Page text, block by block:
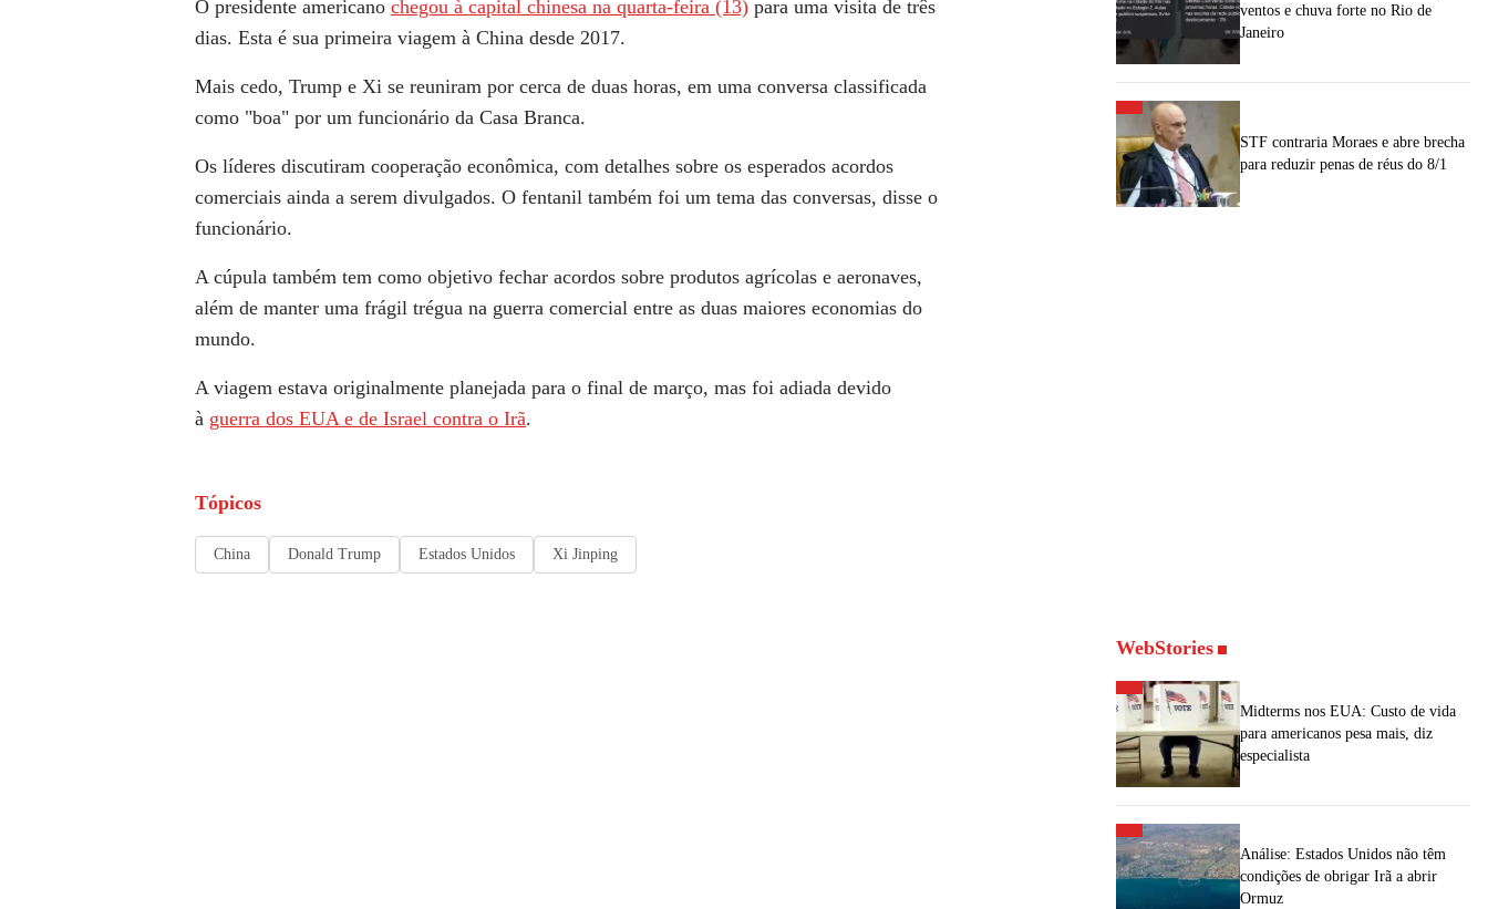
O presidente americano chegou à capital chinesa na quarta-feira (13) para uma visita de três
dias. Esta é sua primeira viagem à China desde 2017.
Mais cedo, Trump e Xi se reuniram por cerca de duas horas, em uma conversa classificada
como "boa" por um funcionário da Casa Branca.
Os líderes discutiram cooperação econômica, com detalhes sobre os esperados acordos
comerciais ainda a serem divulgados. O fentanil também foi um tema das conversas, disse o
funcionário.
A cúpula também tem como objetivo fechar acordos sobre produtos agrícolas e aeronaves,
além de manter uma frágil trégua na guerra comercial entre as duas maiores economias do
mundo.
A viagem estava originalmente planejada para o final de março, mas foi adiada devido
à guerra dos EUA e de Israel contra o Irã.
Tópicos
China Donald Trump Estados Unidos Xi Jinping
ventos e chuva forte no Rio de
Janeiro
STF contraria Moraes e abre brecha
para reduzir penas de réus do 8/1
WebStories
Midterms nos EUA: Custo de vida
para americanos pesa mais, diz
especialista
Análise: Estados Unidos não têm
condições de obrigar Irã a abrir
Ormuz